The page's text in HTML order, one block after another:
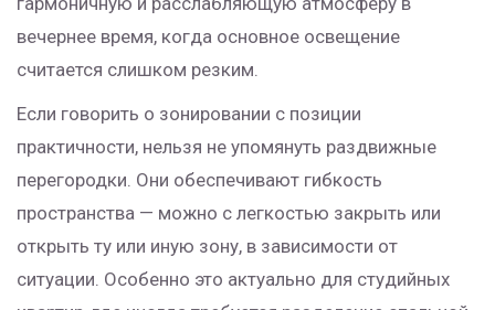
вечернее время, когда основное освещение
считается слишком резким.
Если говорить о зонировании с позиции
практичности, нельзя не упомянуть раздвижные
перегородки. Они обеспечивают гибкость
пространства — можно с легкостью закрыть или
открыть ту или иную зону, в зависимости от
ситуации. Особенно это актуально для студийных